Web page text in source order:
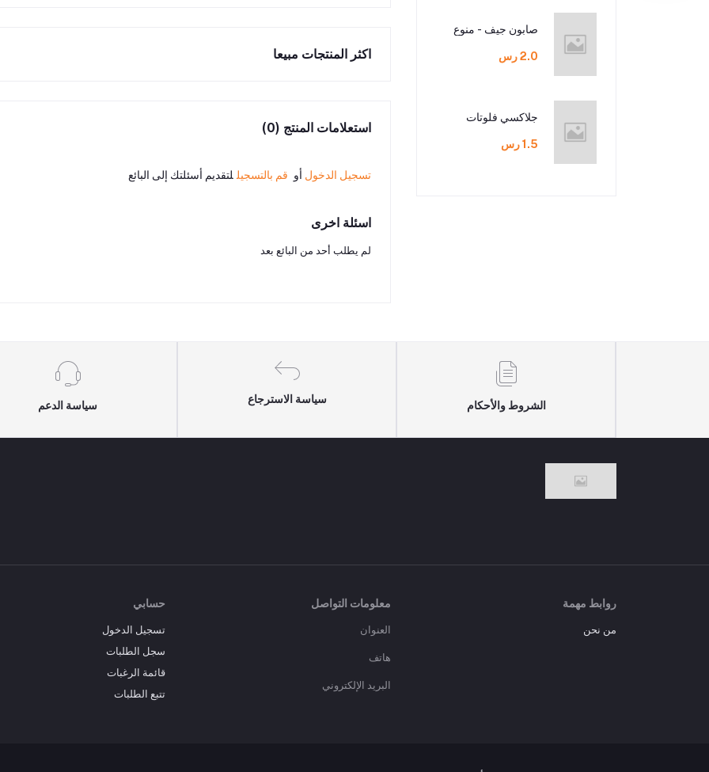
صابون جيف - منوع
2.0 رس
جلاكسي فلوتات
1.5 رس
اكثر المنتجات مبيعا
استعلامات المنتج (0)
تسجيل الدخول أو قم بالتسجيل لتقديم أسئلتك إلى البائع
اسئلة اخرى
لم يطلب أحد من البائع بعد
الشروط والأحكام
سياسة الاسترجاع
سياسة الدعم
روابط مهمة
من نحن
معلومات التواصل
العنوان
هاتف
البريد الإلكتروني
حسابي
تسجيل الدخول
سجل الطلبات
قائمة الرغبات
تتبع الطلبات